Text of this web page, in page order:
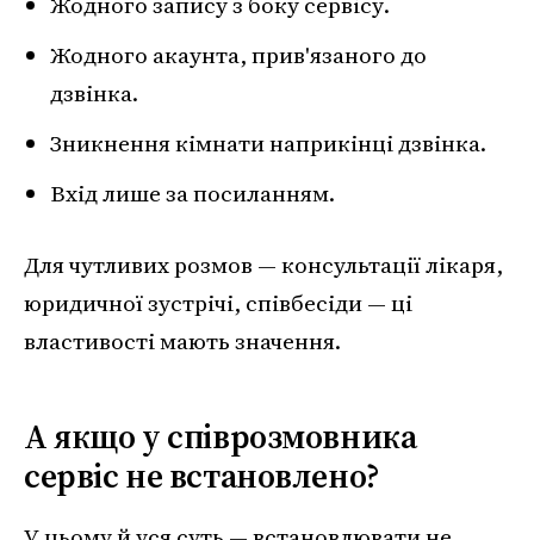
Жодного акаунта, прив'язаного до
дзвінка.
Зникнення кімнати наприкінці дзвінка.
Вхід лише за посиланням.
Для чутливих розмов — консультації лікаря,
юридичної зустрічі, співбесіди — ці
властивості мають значення.
А якщо у співрозмовника
сервіс не встановлено?